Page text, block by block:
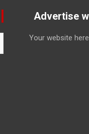
Your website here